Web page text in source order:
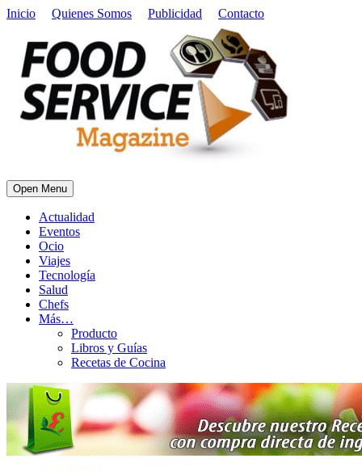
Inicio Quienes Somos Publicidad Contacto
Open Menu
Actualidad
Eventos
Ocio
Viajes
Tecnología
Salud
Chefs
Más…
Producto
Libros y Guías
Recetas de Cocina